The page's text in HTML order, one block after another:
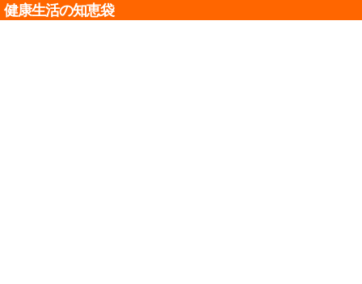
健康生活の知恵袋